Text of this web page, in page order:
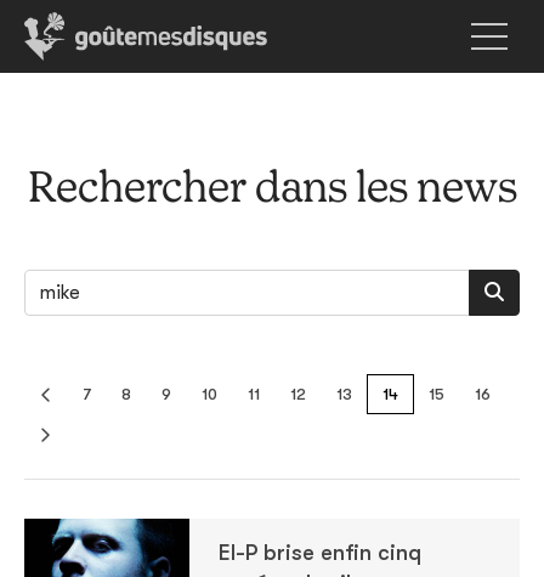
Rechercher dans les news
7 8 9 10 11 12 13 14 15 16
El-P brise enfin cinq